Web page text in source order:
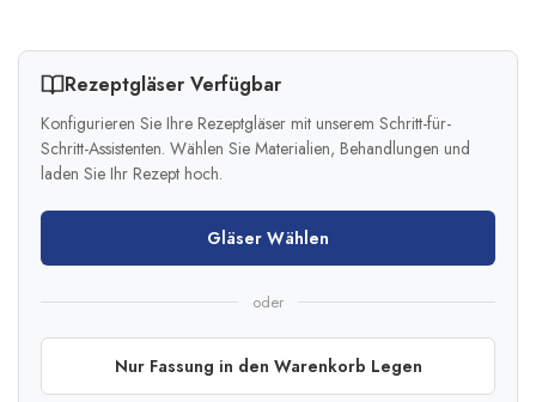
Rezeptgläser Verfügbar
Konfigurieren Sie Ihre Rezeptgläser mit unserem Schritt-für-
Schritt-Assistenten. Wählen Sie Materialien, Behandlungen und
laden Sie Ihr Rezept hoch.
Gläser Wählen
oder
Nur Fassung in den Warenkorb Legen